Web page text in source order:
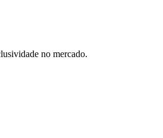
no mercado.